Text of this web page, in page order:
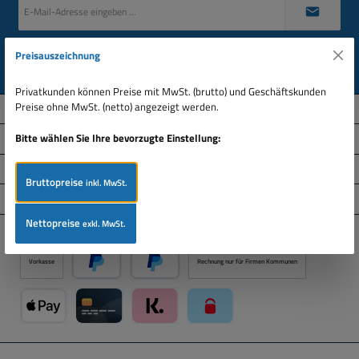
Mail-
*
Datenschutzbestimmungen
Über uns
Service-Hotline
Informationen
Service
Zahlungsarten
Vorkasse
PayPal Später Bezahlen über PayPal
Rechnung nur für Firmen Kommunen
Preisauszeichnung
Privatkunden können Preise mit MwSt. (brutto) und Geschäftskunden
Preise ohne MwSt. (netto) angezeigt werden.
Bitte wählen Sie Ihre bevorzugte Einstellung:
Bruttopreiseinkl. MwSt.
Nettopreiseexkl. MwSt.